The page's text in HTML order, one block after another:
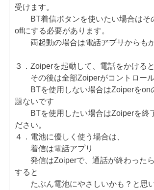
受けます。
BT着信ボタンを使いたい場合はそ
offにする必要があります。
両起動の場合は電話アプリからも
３．Zoiperを起動して、電話をかけると
その後は全部Zoiperがコントロー
BTを使用しない場合はZoiperをon
題ないです
BTを使用したい場合はZoiperを終
ださい。
４．電池に優しく使う場合は、
着信は電話アプリ
発信はZoiperで、通話が終わったら
すると
たぶん電池にやさしいかも？と思